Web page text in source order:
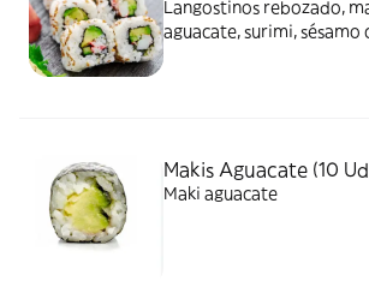
Langostinos rebozado,
aguacate, surimi, sésamo
Makis Aguacate (10
Maki aguacate